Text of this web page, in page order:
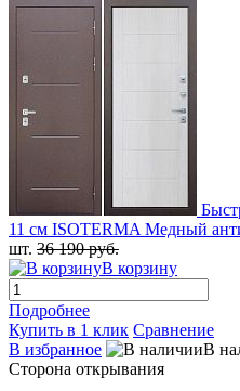
11 см ISOTERMA Медный
шт. 36 190 руб.
В корзину
Подробнее
Купить в 1 клик Сравнение
В избранное
В
Сторона открывания